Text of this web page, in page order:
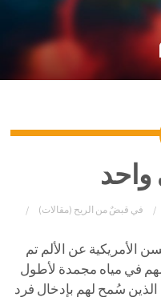
في قبضٌ من الريح (مقالات)
الأمريكية عن الألم تم
في مياه مجمدة لأطول
سُمح لهم بإدخال فرد